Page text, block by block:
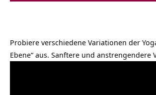
Probiere verschiedene Variationen der
Ebene“ aus. Sanftere und anstrengendere